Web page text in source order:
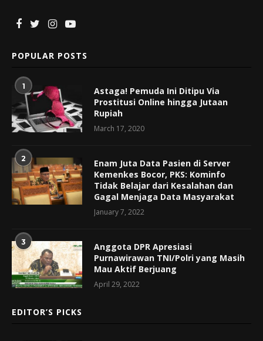
POPULAR POSTS
1
Astaga! Pemuda Ini Ditipu Via
Prostitusi Online hingga Jutaan
Rupiah
March 17, 2020
2
Enam Juta Data Pasien di Server
Kemenkes Bocor, PKS: Kominfo
Tidak Belajar dari Kesalahan dan
Gagal Menjaga Data Masyarakat
January 7, 2022
3
Anggota DPR Apresiasi
Purnawirawan TNI/Polri yang Masih
Mau Aktif Berjuang
April 29, 2022
EDITOR’S PICKS